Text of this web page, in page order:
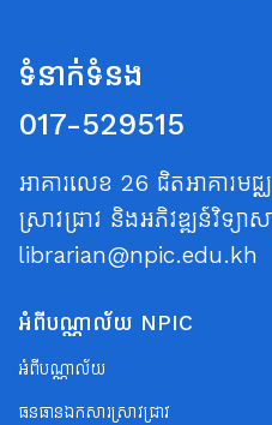
ទំនាក់ទំនង
017-529515
អាគារលេខ 26 ជិតអាគារម
ស្រាវជ្រាវ និងអភិវឌ្ឍន៍វិទ្យាស
librarian@npic.edu.kh
អំពីបណ្ណាល័យ NPIC
អំពីបណ្ណាល័យ
ធនធានឯកសារស្រាវជ្រាវ